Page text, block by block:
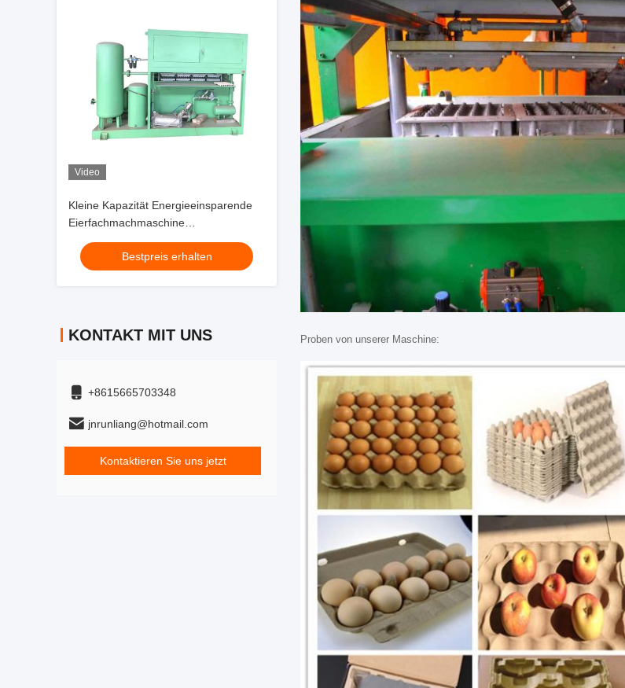
Video
Kleine Kapazität Energieeinsparende
Eierfachmachmaschine
Kartonmachmaschine PLC-Steuerung
Einfacher Typ für die Herstellung von
Papierprodukten
Bestpreis erhalten
KONTAKT MIT UNS
+8615665703348
jnrunliang@hotmail.com
Kontaktieren Sie uns jetzt
Proben von unserer Maschine: